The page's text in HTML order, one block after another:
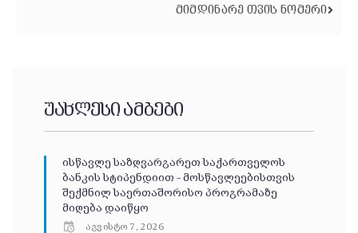
ᲛᲘᲛᲓᲘᲜᲐᲠᲔ ᲗᲕᲘᲡ ᲜᲝᲛᲔᲠᲘ
უახლესი ამბები
ისწავლე საზღვარგარეთ საქართველოს
ბანკის სტიპენდიით – მოსწავლეებისთვის
შექმნილ საერთაშორისო პროგრამაზე
მიღება დაიწყო
აგვისტო 7, 2026